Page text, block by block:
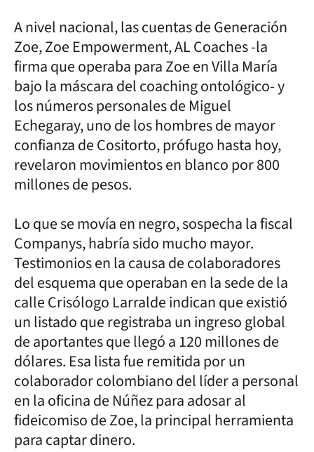
A nivel nacional, las cuentas de Generación
Zoe, Zoe Empowerment, AL Coaches -la
firma que operaba para Zoe en Villa María
bajo la máscara del coaching ontológico- y
los números personales de Miguel
Echegaray, uno de los hombres de mayor
confianza de Cositorto, prófugo hasta hoy,
revelaron movimientos en blanco por 800
millones de pesos.
Lo que se movía en negro, sospecha la fiscal
Companys, habría sido mucho mayor.
Testimonios en la causa de colaboradores
del esquema que operaban en la sede de la
calle Crisólogo Larralde indican que existió
un listado que registraba un ingreso global
de aportantes que llegó a 120 millones de
dólares. Esa lista fue remitida por un
colaborador colombiano del líder a personal
en la oficina de Núñez para adosar al
fideicomiso de Zoe, la principal herramienta
para captar dinero.